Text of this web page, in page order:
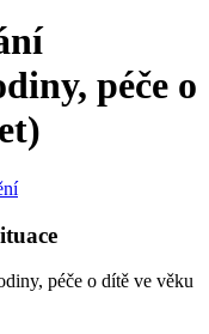
péče o
péče o dítě ve věku